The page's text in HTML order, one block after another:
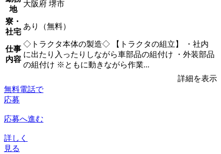
地
大阪府 堺市
寮・
社宅
あり（無料）
仕事
内容
◇トラクタ本体の製造◇ 【トラクタの組立】 ・社内
に出たり入ったりしながら車部品の組付け ・外装部品
の組付け ※ともに動きながら作業...
詳細を表示
無料電話で
応募
応募へ進む
詳しく
見る